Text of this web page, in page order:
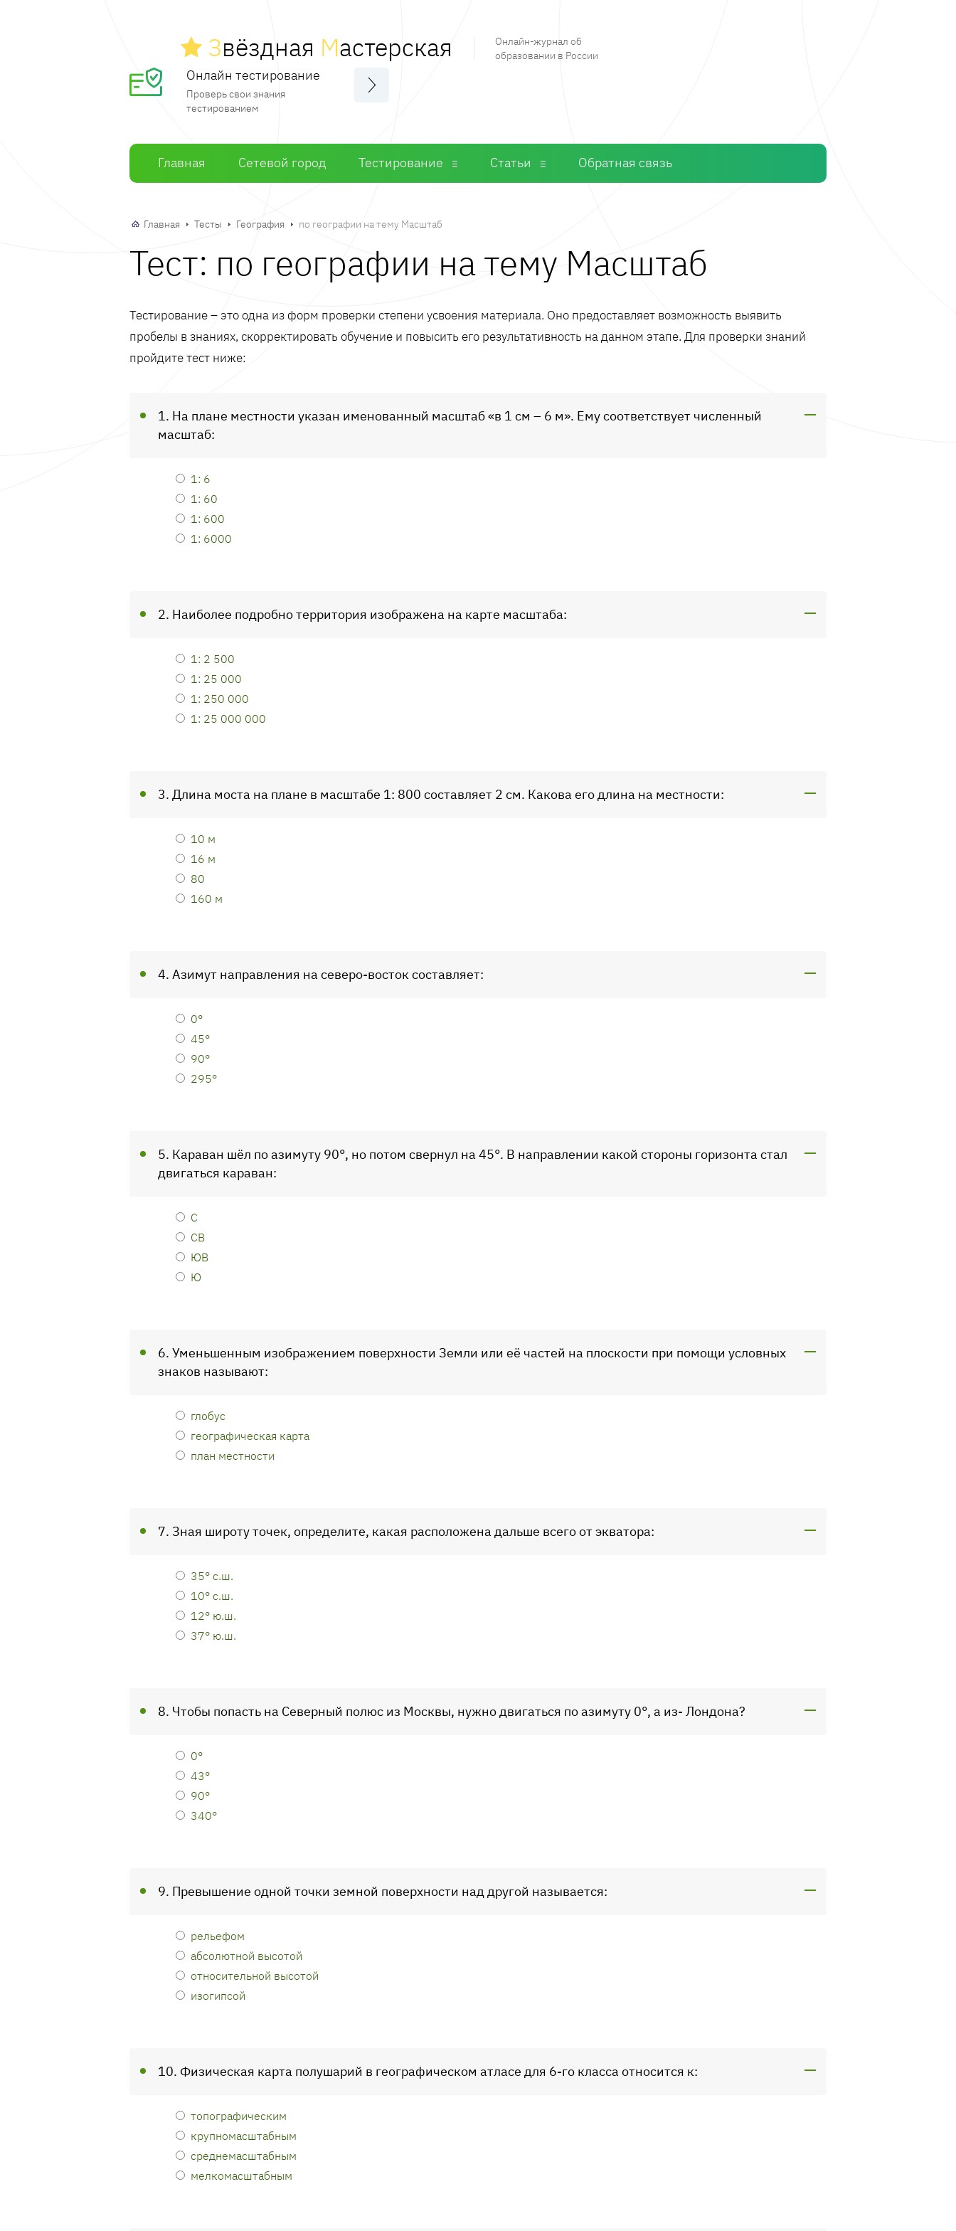
Звёздная Мастерская
Онлайн-журнал об
образовании в России
Онлайн тестирование
Проверь свои знания
тестированием
Главная Сетевой город Тестирование Статьи Обратная связь
Главная Тесты География по географии на тему Масштаб
Тест: по географии на тему Масштаб
Тестирование – это одна из форм проверки степени усвоения материала. Оно предоставляет возможность выявить
пробелы в знаниях, скорректировать обучение и повысить его результативность на данном этапе. Для проверки знаний
пройдите тест ниже:
1. На плане местности указан именованный масштаб «в 1 см – 6 м». Ему соответствует численный
масштаб:
1: 6
1: 60
1: 600
1: 6000
2. Наиболее подробно территория изображена на карте масштаба:
1: 2 500
1: 25 000
1: 250 000
1: 25 000 000
3. Длина моста на плане в масштабе 1: 800 составляет 2 см. Какова его длина на местности:
10 м
16 м
80
160 м
4. Азимут направления на северо-восток составляет:
0°
45°
90°
295°
5. Караван шёл по азимуту 90°, но потом свернул на 45°. В направлении какой стороны горизонта стал
двигаться караван:
С
СВ
ЮВ
Ю
6. Уменьшенным изображением поверхности Земли или её частей на плоскости при помощи условных
знаков называют:
глобус
географическая карта
план местности
7. Зная широту точек, определите, какая расположена дальше всего от экватора:
35° с.ш.
10° с.ш.
12° ю.ш.
37° ю.ш.
8. Чтобы попасть на Северный полюс из Москвы, нужно двигаться по азимуту 0°, а из- Лондона?
0°
43°
90°
340°
9. Превышение одной точки земной поверхности над другой называется:
рельефом
абсолютной высотой
относительной высотой
изогипсой
10. Физическая карта полушарий в географическом атласе для 6-го класса относится к:
топографическим
крупномасштабным
среднемасштабным
мелкомасштабным